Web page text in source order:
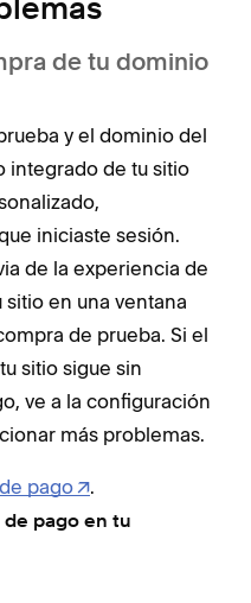
de tu dominio
y el dominio del
integrado de tu sitio
iniciaste sesión.
de la experiencia de
en una ventana
de prueba. Si el
sitio sigue sin
ve a la configuración
más problemas.
pago
.
de pago en tu